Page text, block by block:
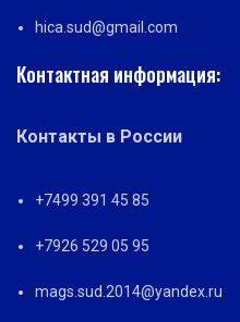
hica.sud@gmail.com
Контактная информация:
Контакты в России
+7499 391 45 85
+7926 529 05 95
mags.sud.2014@yandex.ru